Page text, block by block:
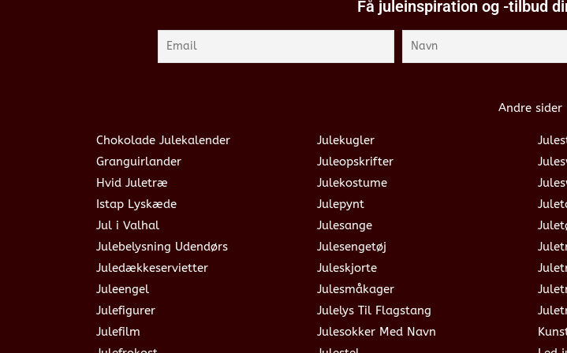
Få juleinspiration og -tilbud
Andre sider
Chokolade Julekalender
Granguirlander
Hvid Juletræ
Istap Lyskæde
Jul i Valhal
Julebelysning Udendørs
Juledækkeservietter
Juleengel
Julefigurer
Julefilm
Julekugler
Juleopskrifter
Julekostume
Julepynt
Julesange
Julesengetøj
Juleskjorte
Julesmåkager
Julelys Til Flagstang
Julesokker Med Navn